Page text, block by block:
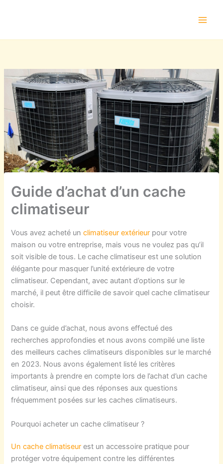
Guide d’achat d’un cache
climatiseur
Vous avez acheté unclimatiseur extérieur pour votre
maison ou votre entreprise, mais vous ne voulez pas qu’il
soit visible de tous. Le cache climatiseur est une solution
élégante pour masquer l’unité extérieure de votre
climatiseur. Cependant, avec autant d’options sur le
marché, il peut être difficile de savoir quel cache climatiseur
choisir.
Dans ce guide d’achat, nous avons effectué des
recherches approfondies et nous avons compilé une liste
des meilleurs caches climatiseurs disponibles sur le marché
en 2023. Nous avons également listé les critères
importants à prendre en compte lors de l’achat d’un cache
climatiseur, ainsi que des réponses aux questions
fréquemment posées sur les caches climatiseurs.
Pourquoi acheter un cache climatiseur ?
Un cache climatiseur est un accessoire pratique pour
protéger votre équipement contre les différentes